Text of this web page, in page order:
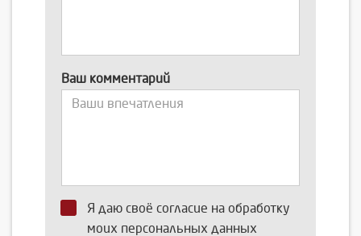
Ваш комментарий
Я даю своё согласие на обработку
моих персональных данных